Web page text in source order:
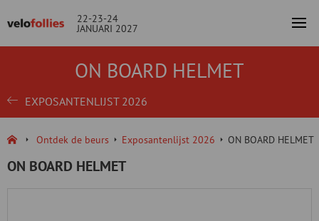
22-23-24
JANUARI 2027
ON BOARD HELMET
EXPOSANTENLIJST 2026
Ontdek de beurs Exposantenlijst 2026 ON BOARD HELMET
ON BOARD HELMET